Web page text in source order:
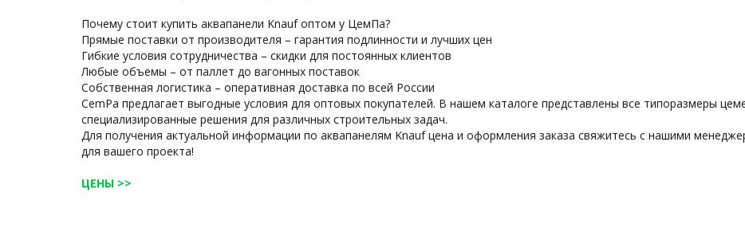
Почему стоит купить аквапанели Knauf оптом у ЦемПа?
Прямые поставки от производителя – гарантия подлинности и лучших цен
Гибкие условия сотрудничества – скидки для постоянных клиентов
Любые объемы – от паллет до вагонных поставок
Собственная логистика – оперативная доставка по всей России
CemPa предлагает выгодные условия для оптовых покупателей. В нашем каталоге представлены все типоразмеры
специализированные решения для различных строительных задач.
Для получения актуальной информации по аквапанелям Knauf цена и оформления заказа свяжитесь с нашими
для вашего проекта!
ЦЕНЫ >>